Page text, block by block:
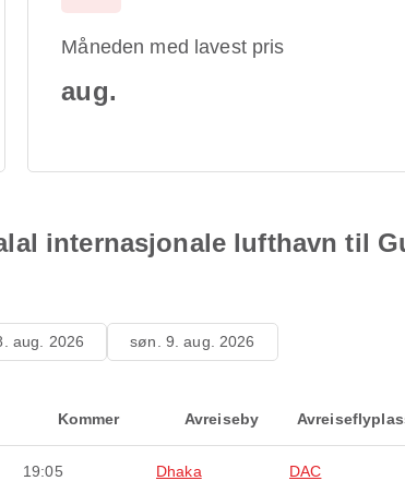
Måneden med lavest pris
aug.
internasjonale lufthavn til
aug. 2026 søn. 9. aug. 2026
Kommer Avreiseby
19:05 Dhaka DAC